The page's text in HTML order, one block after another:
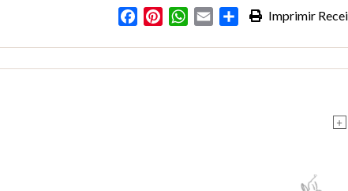
Imprimir
FacebookPinterestWhatsApp
Email Partilhar
+